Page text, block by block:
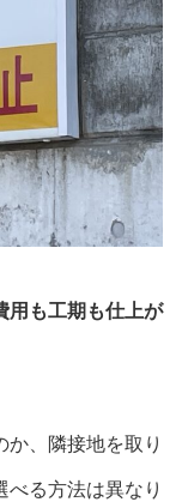
用も工期も仕上が
、隣接地を取り
る方法は異なり